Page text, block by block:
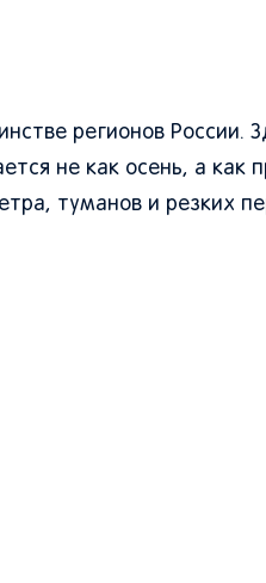
регионов
не как осень, а как
туманов и резких